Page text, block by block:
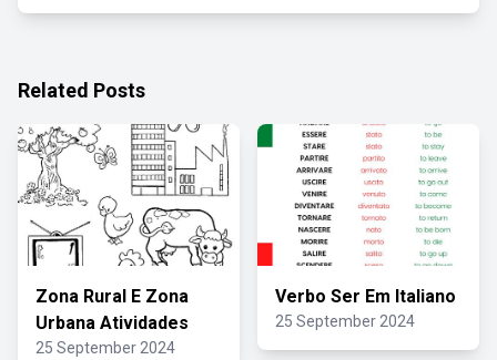
Related Posts
Zona Rural E Zona
Urbana Atividades
25 September 2024
Verbo Ser Em Italiano
25 September 2024